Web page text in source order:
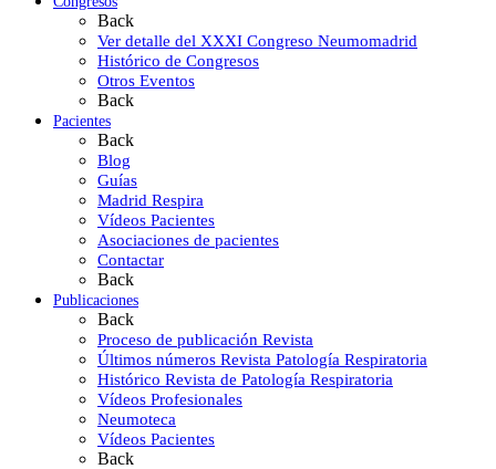
Back
Ver detalle del XXXI Congreso Neumomadrid
Histórico de Congresos
Otros Eventos
Back
Pacientes
Back
Blog
Guías
Madrid Respira
Vídeos Pacientes
Asociaciones de pacientes
Contactar
Back
Publicaciones
Back
Proceso de publicación Revista
Últimos números Revista Patología Respiratoria
Histórico Revista de Patología Respiratoria
Vídeos Profesionales
Neumoteca
Vídeos Pacientes
Back